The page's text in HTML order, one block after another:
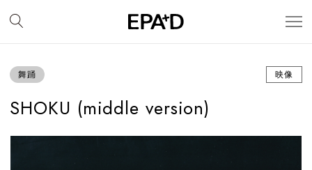
舞踊 映像
SHOKU (middle version)